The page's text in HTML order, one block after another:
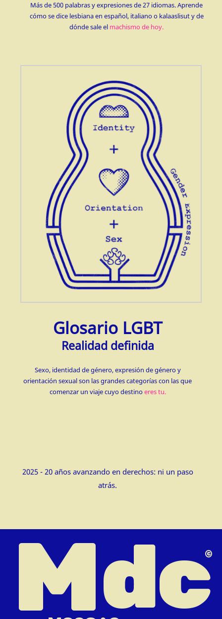
Más de 500 palabras y expresiones de 27 idiomas. Aprende
cómo se dice lesbiana en español, italiano o kalaaslisut y de
dónde sale el machismo de hoy.
Glosario LGBT
Realidad definida
Sexo, identidad de género, expresión de género y
orientación sexual son las grandes categorías con las que
comenzar un viaje cuyo destinoeres tu.
2025 - 20 años avanzando en derechos: ni un paso
atrás.
Mdc